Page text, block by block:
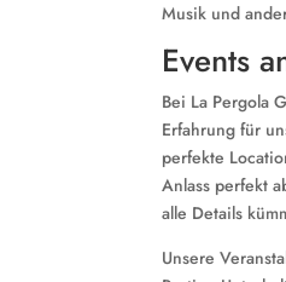
Musik und
Events
Bei La Pergola
Erfahrung für
perfekte
Anlass perfekt
alle Details
Unsere